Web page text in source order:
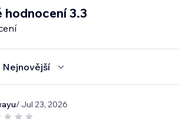
hodnocení 3.3
Nejnovější
/ Jul 23, 2026